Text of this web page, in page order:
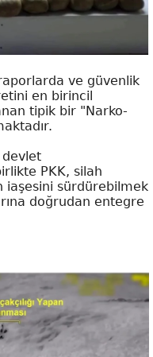
ve güvenlik
en birincil
tipik bir "Narko-
devlet
PKK, silah
iaşesini sürdürebilmek
doğrudan entegre